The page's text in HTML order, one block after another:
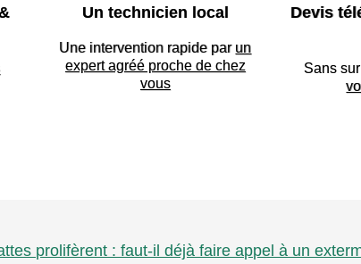
Un technicien local
Une intervention rapide par un
expert agréé proche de chez
vous
Devis
Sans
prolifèrent : faut-il déjà faire appel à un